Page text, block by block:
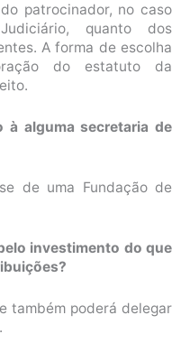
patrocinador, no caso
quanto dos
A forma de escolha
do estatuto da
à alguma secretaria de
de uma Fundação de
investimento do que
também poderá delegar